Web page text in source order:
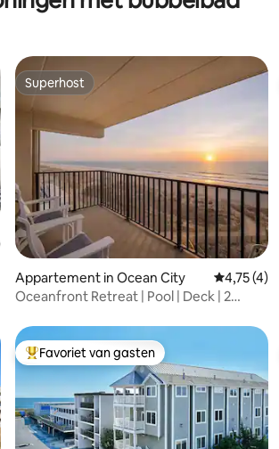
beoordeling van 4,8 op 5, 121 recensies
Superhost
Superhost
Appartement in Ocean City
4,75 (4)
Oceanfront Retreat | Pool | Deck | 2
Topfavoriet van gasten
Favoriet van gasten